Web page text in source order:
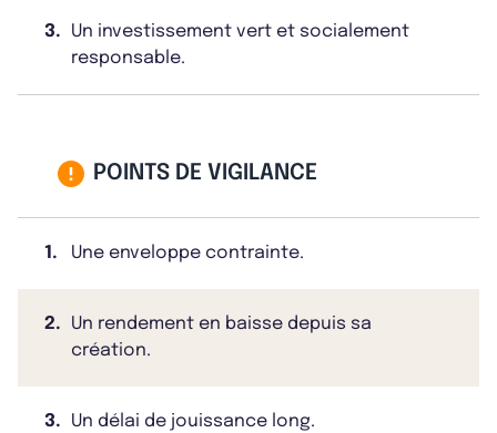
3.
Un investissement vert et socialement
responsable.
POINTS DE VIGILANCE
1. Une enveloppe contrainte.
2.
Un rendement en baisse depuis sa
création.
3. Un délai de jouissance long.